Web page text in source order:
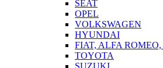
SEAT
OPEL
VOLKSWAGEN
HYUNDAI
FIAT, ALFA
TOYOTA
SUZUKI